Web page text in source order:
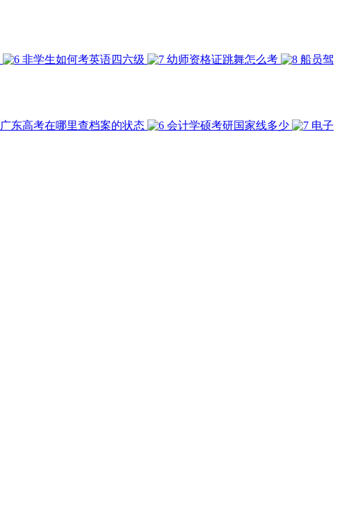
非学生如何考英语四六级 幼师资格证跳舞怎么考
船员驾
广东高考在哪里查档案的状态 会计学硕考研国家线多少
电子